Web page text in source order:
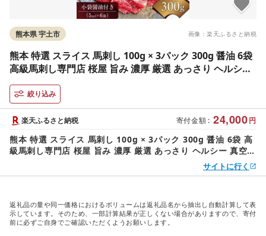
画像：楽天ふるさと納税
熊本県 宇土市
熊本 特選 スライス 馬刺し 100g × 3パック 300g 醤油 6袋
高級馬刺し専門店 桜屋 旨み 濃厚 厳選 あっさり ヘルシー
真空冷凍 肉 馬肉 赤身 刺身 お寿司 肉寿司 生食 生肉 おつ
まみ 酒の肴 おかず 冷凍 お取り寄せ グルメ 送料無料 [熊
本県宇土市]
絞り込み
寄付金額 : 24,000円
楽天ふるさと納税
熊本 特選 スライス 馬刺し 100g × 3パック 300g 醤油 6袋 高
級馬刺し専門店 桜屋 旨み 濃厚 厳選 あっさり ヘルシー 真空冷
凍 肉 馬肉 赤身 刺身 お寿司 肉寿司 生食 生肉 おつまみ 酒の肴
おかず 冷凍 お取り寄せ グルメ 送料無料 [熊本県宇土市]
サイトに行く
返礼品の量や同一価格におけるボリュームは返礼品名から抽出し自動計算して表
示しています。そのため、一部計算結果が正しくない場合がありますので、寄付
前に必ずご自身でご確認いただくようお願いします。